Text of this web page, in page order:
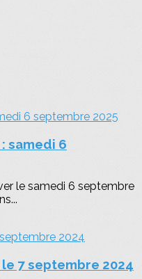
samedi 6
le samedi 6 septembre
7 septembre 2024